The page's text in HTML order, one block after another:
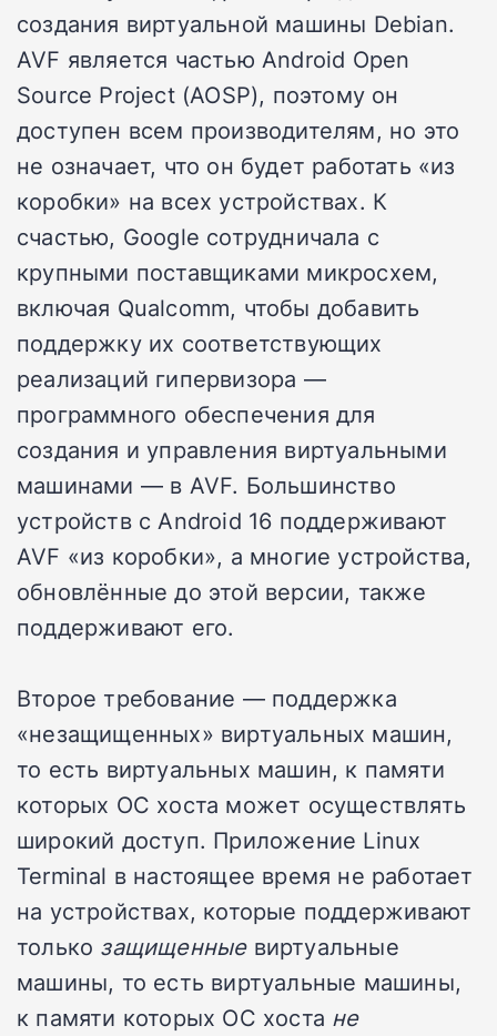
создания виртуальной машины Debian.
AVF является частью Android Open
Source Project (AOSP), поэтому он
доступен всем производителям, но это
не означает, что он будет работать «из
коробки» на всех устройствах. К
счастью, Google сотрудничала с
крупными поставщиками микросхем,
включая Qualcomm, чтобы добавить
поддержку их соответствующих
реализаций гипервизора —
программного обеспечения для
создания и управления виртуальными
машинами — в AVF. Большинство
устройств сAndroid 16 поддерживают
AVF «из коробки», а многие устройства,
обновлённые до этой версии, также
поддерживают его.
Второе требование — поддержка
«незащищенных» виртуальных машин,
то есть виртуальных машин, к памяти
которых ОС хоста может осуществлять
широкий доступ. Приложение Linux
Terminal в настоящее время не работает
на устройствах, которые поддерживают
только защищенныевиртуальные
машины, то есть виртуальные машины,
к памяти которых ОС хоста не